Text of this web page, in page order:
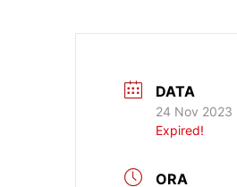
DATA
24 Nov 2023
Expired!
ORA